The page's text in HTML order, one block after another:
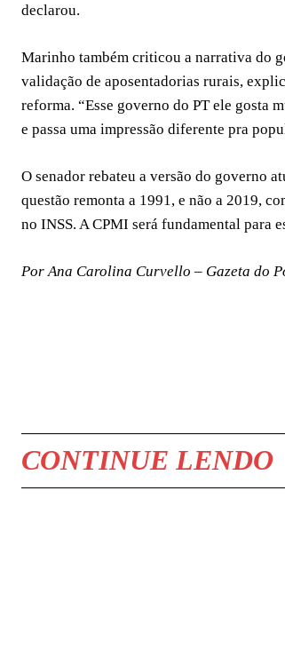
declarou.
Marinho também criticou a narrativa do
validação de aposentadorias rurais,
reforma. “Esse governo do PT ele gosta
e passa uma impressão diferente pra
O senador rebateu a versão do governo
questão remonta a 1991, e não a 2019,
no INSS. A CPMI será fundamental para
Por Ana Carolina Curvello – Gazeta do
CONTINUE LENDO